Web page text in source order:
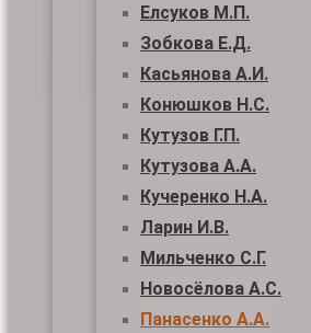
Елсуков М.П.
Зобкова Е.Д.
Касьянова А.И.
Конюшков Н.С.
Кутузов Г.П.
Кутузова А.А.
Кучеренко Н.А.
Ларин И.В.
Мильченко С.Г.
Новосёлова А.С.
Панасенко А.А.